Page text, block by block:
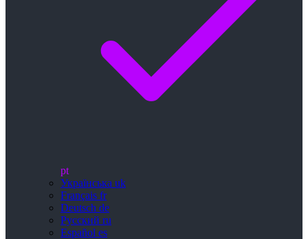
pt
Українська uk
Français fr
Deutsch de
Русский ru
Español es